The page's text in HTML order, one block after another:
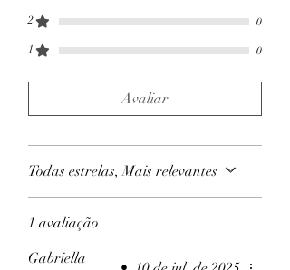
2 0
1 0
Avaliar
Todas estrelas, Mais relevantes
1 avaliação
Gabriella